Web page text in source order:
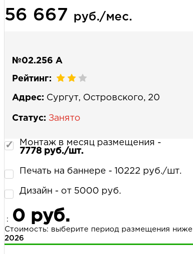
56 667 руб./мес.
№02.256 А
Рейтинг:
Адрес: Сургут, Островского, 20
Статус: Занято
Монтаж в месяц размещения -
7778 руб./шт.
Печать на баннере - 10222 руб./шт.
Дизайн - от 5000 руб.
: 0 руб.
Стоимость: выберите период размещения ниже
2026